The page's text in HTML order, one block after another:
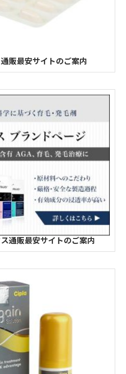
販最安サイトのご案内
ス通販最安サイトのご案内